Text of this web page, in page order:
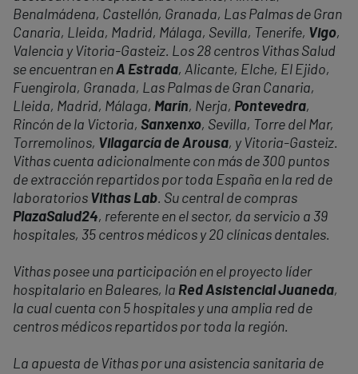
Benalmádena, Castellón, Granada, Las Palmas de Gran
Canaria, Lleida, Madrid, Málaga, Sevilla, Tenerife, Vigo,
Valencia y Vitoria-Gasteiz. Los 28 centros Vithas Salud
se encuentran enA Estrada, Alicante, Elche, El Ejido,
Fuengirola, Granada, Las Palmas de Gran Canaria,
Lleida, Madrid, Málaga, Marín, Nerja, Pontevedra,
Rincón de la Victoria, Sanxenxo, Sevilla, Torre del Mar,
Torremolinos, Vilagarcía de Arousa, y Vitoria-Gasteiz.
Vithas cuenta adicionalmente con más de 300 puntos
de extracción repartidos por toda España en la red de
laboratorios Vithas Lab. Su central de compras
PlazaSalud24, referente en el sector, da servicio a 39
hospitales, 35 centros médicos y 20 clínicas dentales.
Vithas posee una participación en el proyecto líder
hospitalario en Baleares, la Red Asistencial Juaneda,
la cual cuenta con 5 hospitales y una amplia red de
centros médicos repartidos por toda la región.
La apuesta de Vithas por una asistencia sanitaria de